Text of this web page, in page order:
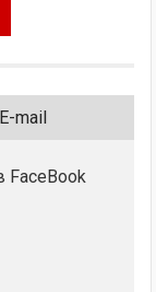
E-mail
FaceBook